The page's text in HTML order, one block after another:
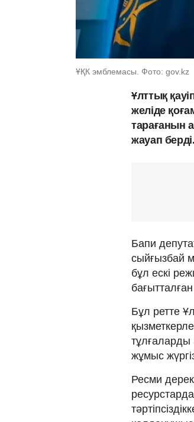
ҰҚК эмблемасы. Фото: gov.kz
Ұлттық
желіде
тарағанын
жауап
Бапи
сыйғызбай
бұл ескі
бағытталған
Бұл ретте
тұлғаларды
жұмыс
Ресми